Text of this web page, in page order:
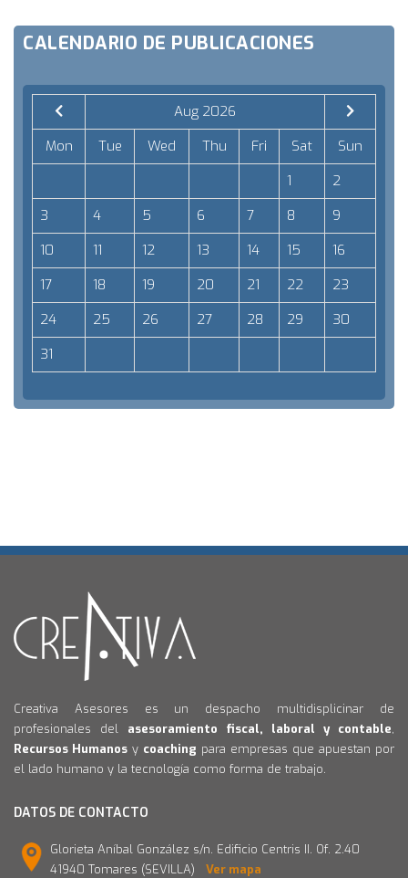
CALENDARIO DE PUBLICACIONES
Aug 2026
Mon
Tue Wed Thu Fri Sat
Sun
1
2
3
4 5 6 7 8
9
10
11 12 13 14 15
16
17
18 19 20 21 22
23
24
25 26 27 28 29
30
31
Creativa Asesores es un despacho multidisplicinar de
profesionales del asesoramiento fiscal, laboral y contable,
Recursos Humanos y coaching para empresas que apuestan por
el lado humano y la tecnología como forma de trabajo.
DATOS DE CONTACTO
Glorieta Aníbal González s/n. Edificio Centris II. Of. 2.40
41940 Tomares (SEVILLA) Ver mapa